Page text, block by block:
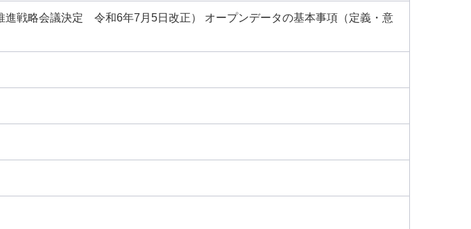
進戦略会議決定 令和6年7月5日改正） オープンデータの基本事項（定義・意